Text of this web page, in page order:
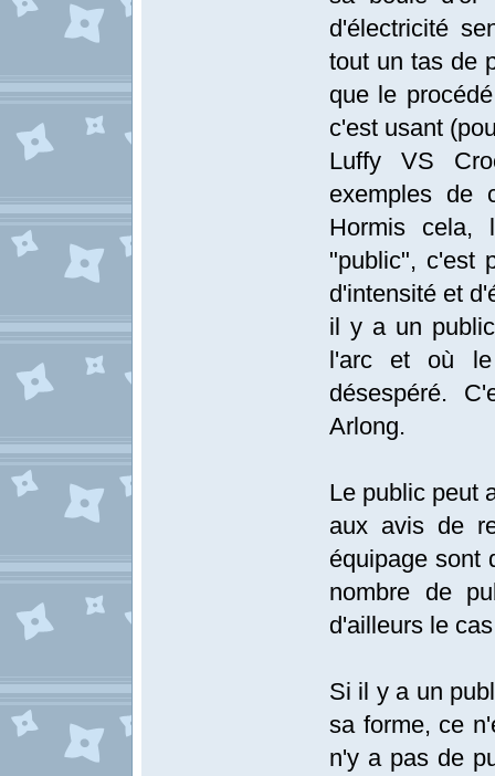
d'électricité
tout un tas de
que le
c'est usant
Luffy VS
exemples de
Hormis
"public", c'est
d'intensité et
il y a un
l'arc et où le
désespéré.
Arlong.
Le public peut
aux avis de
équipage sont
nombre de
d'ailleurs le
Si il y a un
sa forme, ce
n'y a pas de